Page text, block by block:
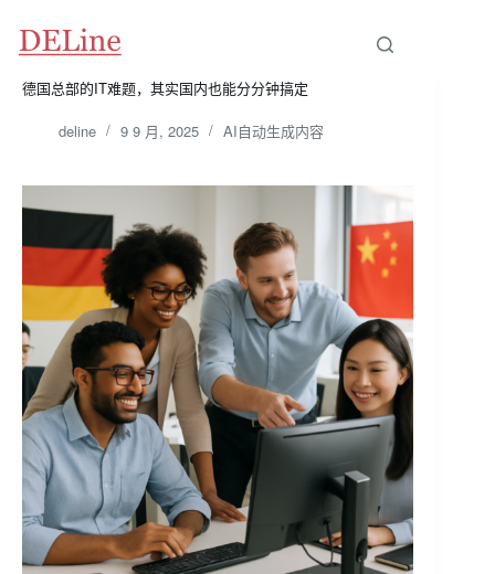
德国总部的IT难题，其实国内也能分分钟搞定
deline 9 9 月, 2025 AI自动生成内容